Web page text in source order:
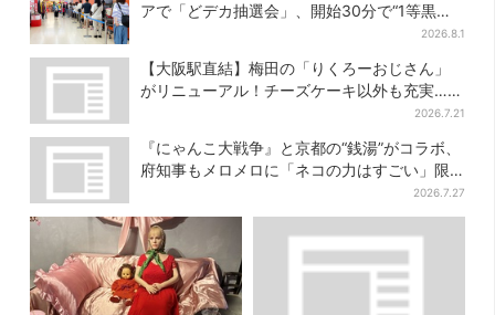
アで「どデカ抽選会」、開始30分で“1等黒毛
2026.8.1
【大阪駅直結】梅田の「りくろーおじさん」
がリニューアル！チーズケーキ以外も充実…並
2026.7.21
『にゃんこ大戦争』と京都の“銭湯”がコラボ、
府知事もメロメロに「ネコの力はすごい」限
2026.7.27